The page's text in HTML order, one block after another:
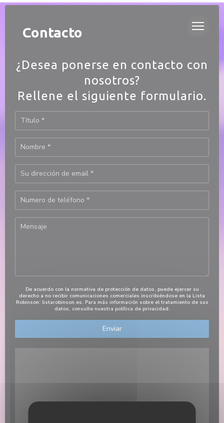
Personalización de sus opciones de cookies
DUETTO
Contacto
¿Desea ponerse en contacto con
nosotros?
Rellene el siguiente formulario.
De acuerdo con la normativa de protección de datos, puede ejercer su
derecho a no recibir comunicaciones comerciales inscribiéndose en la Lista
Robinson: listarobinson.es. Para más información sobre el tratamiento de sus
datos, consulte nuestra política de privacidad.